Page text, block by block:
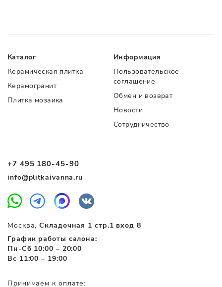
+7 495 180-45-90
info@plitkaivanna.ru
Москва,Складочная 1 стр.1 вход 8
График работы салона:
Пн-Сб 10:00 – 20:00
Вс 11:00 – 19:00
Каталог
Керамическая плитка
Керамогранит
Плитка мозаика
Информация
Пользовательское
соглашение
Обмен и возврат
Новости
Сотрудничество
Принимаем к оплате: